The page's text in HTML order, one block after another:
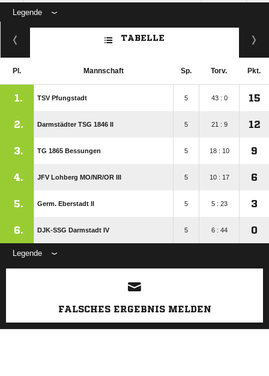
Legende
ANZEIGE
TABELLE
Pl. Mannschaft Sp. Torv. Pkt.
1. TSV Pfungstadt 5 43 : 0 15
2. Darmstädter TSG 1846 II 5 21 : 9 12
3. TG 1865 Bessungen 5 18 : 10 9
4. JFV Lohberg MO/​NR/​OR III 5 10 : 17 6
5. Germ. Eberstadt II 5 5 : 23 3
6. DJK-SSG Darmstadt IV 5 6 : 44 0
Legende
ANZEIGE
FALSCHES ERGEBNIS MELDEN